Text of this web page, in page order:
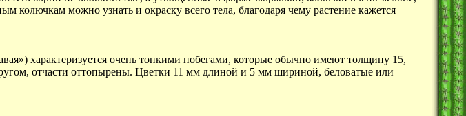
колючкам можно узнать и окраску всего тела, благодаря чему растение кажется
характеризуется очень тонкими побегами, которые обычно имеют толщину 15,
отчасти оттопырены. Цветки 11 мм длиной и 5 мм шириной, беловатые или